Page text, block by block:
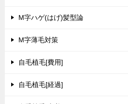
M字ハゲ(はげ)髪型論
M字薄毛対策
自毛植毛[費用]
自毛植毛[経過]